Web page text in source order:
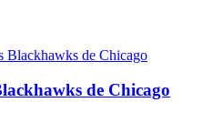
de Chicago